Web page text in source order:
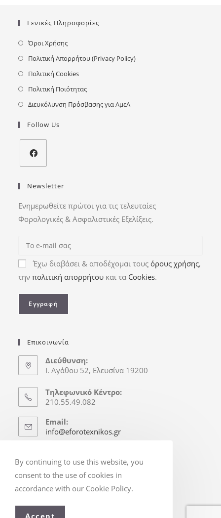
Γενικές Πληροφορίες
Όροι Χρήσης
Πολιτική Απορρήτου (Privacy Policy)
Πολιτική Cookies
Πολιτική Ποιότητας
Διευκόλυνση Πρόσβασης για ΑμεΑ
Follow Us
Newsletter
Ενημερωθείτε πρώτοι για τις τελευταίες
Φορολογικές & Ασφαλιστικές Εξελίξεις.
Έχω διαβάσει & αποδέχομαι τους όρους χρήσης,
τηνπολιτική απορρήτου και τα Cookies.
Επικοινωνία
Διεύθυνση:
Ι. Αγάθου 52, Ελευσίνα 19200
Τηλεφωνικό Κέντρο:
210.55.49.082
Email:
info@eforotexnikos.gr
Δευτ.-Παρ.: 8:30-16:30
(Απόγ. & Σ/Κ κατόπιν Ραντεβού)
By continuing to use this website, you
consent to the use of cookies in
accordance with our Cookie Policy.
Accept